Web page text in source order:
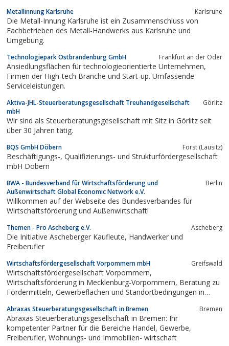
Metallinnung Karlsruhe Karlsruhe
Die Metall-Innung Karlsruhe ist ein Zusammenschluss von
Fachbetrieben des Metall-Handwerks aus Karlsruhe und
Umgebung.
Technologiepark Ostbrandenburg GmbH Frankfurt an der Oder
Ansiedlungsflächen für technologieorientierte Unternehmen,
Firmen der High-tech Branche und Start-up. Umfassende
Serviceleistungen.
Aktiva-JHL-Steuerberatungsgesellschaft Treuhandgesellschaft
mbH
Görlitz
Wir sind als Steuerberatungsgesellschaft mit Sitz in Görlitz seit
über 30 Jahren tätig.
BQS GmbH Döbern Forst (Lausitz)
Beschäftigungs-, Qualifizierungs- und Strukturfördergesellschaft
mbH Döbern
BWA - Bundesverband für Wirtschaftsförderung und
Außenwirtschaft Global Economic Network e.V.
Berlin
Willkommen auf der Webseite des Bundesverbandes für
Wirtschaftsförderung und Außenwirtschaft!
Themen - Pro Ascheberg e.V. Ascheberg
Die Initiative Ascheberger Kaufleute, Handwerker und
Freiberufler
Wirtschaftsfördergesellschaft Vorpommern mbH Greifswald
Wirtschaftsfördergesellschaft Vorpommern,
Wirtschaftsförderung in Mecklenburg-Vorpommern, Beratung zu
Fördermitteln, Gewerbeflächen und Standortbedingungen in
Abraxas Steuerberatungsgesellschaft in Bremen Bremen
Abraxas Steuerberatungsgesellschaft in Bremen: Ihr
kompetenter Partner für die Bereiche Handel, Gewerbe,
Freiberufler, Wohnungs- und Immobilien- wirtschaft